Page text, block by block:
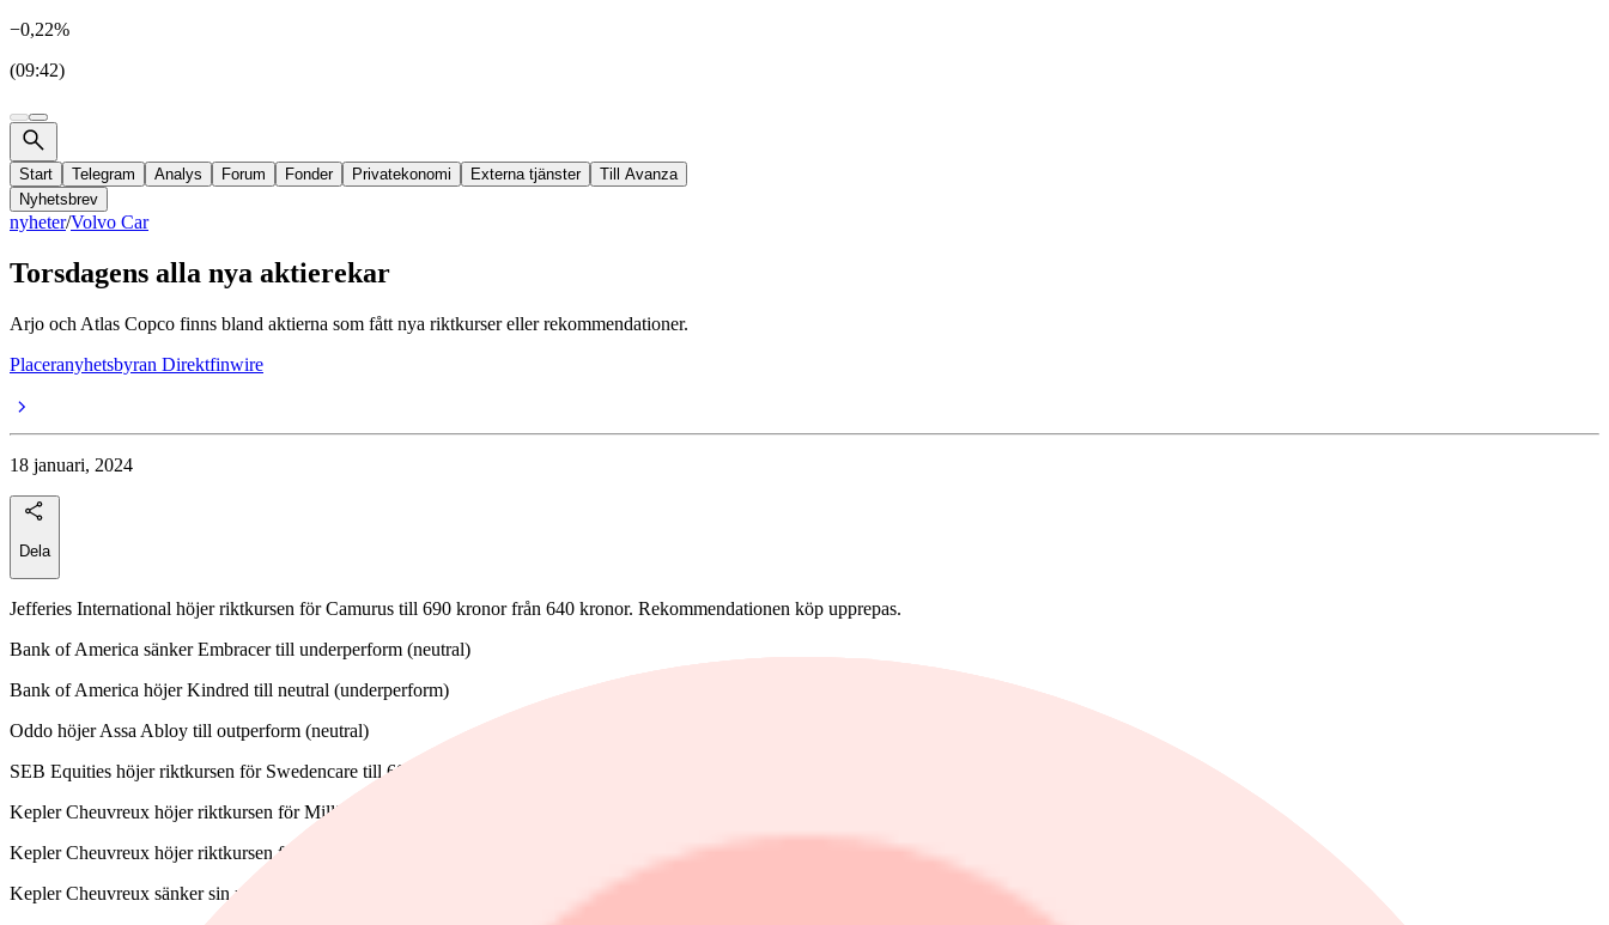
−0,22%
(09:42)
Start Telegram Analys Forum Fonder Privatekonomi Externa tjänster
Till Avanza
Nyhetsbrev
nyheter/Volvo Car
Torsdagens alla nya aktierekar
Arjo och Atlas Copco finns bland aktierna som fått nya riktkurser eller rekommendationer.
Placeranyhetsbyran Direktfinwire
18 januari, 2024
Dela
Jefferies International höjer riktkursen för Camurus till 690 kronor från 640 kronor. Rekommendationen köp upprepas.
Bank of America sänker Embracer till underperform (neutral)
Bank of America höjer Kindred till neutral (underperform)
Oddo höjer Assa Abloy till outperform (neutral)
SEB Equities höjer riktkursen för Swedencare till 60 kronor från 43 kronor. Rekommendationen behåll upprepas.
Kepler Cheuvreux höjer riktkursen för Millicom till 220 kronor (200), upprepar köp
Kepler Cheuvreux höjer riktkursen för SEB till 146 kronor (140), upprepar behåll
Kepler Cheuvreux sänker sin rekommendation för Lifco till minska från behåll. Riktkursen höjs till 225 från 197 kronor.